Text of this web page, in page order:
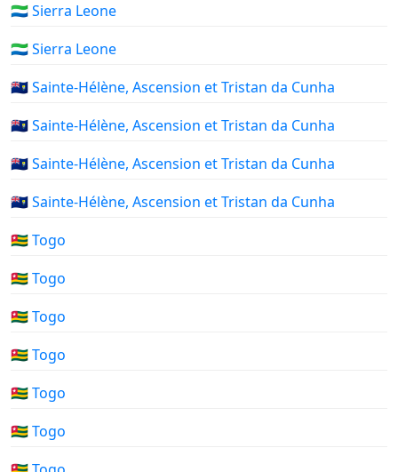
🇸🇱 Sierra Leone
🇸🇱 Sierra Leone
🇸🇭 Sainte-Hélène, Ascension et Tristan da Cunha
🇸🇭 Sainte-Hélène, Ascension et Tristan da Cunha
🇸🇭 Sainte-Hélène, Ascension et Tristan da Cunha
🇸🇭 Sainte-Hélène, Ascension et Tristan da Cunha
🇹🇬 Togo
🇹🇬 Togo
🇹🇬 Togo
🇹🇬 Togo
🇹🇬 Togo
🇹🇬 Togo